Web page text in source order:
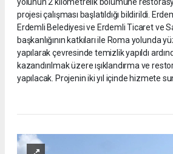
yolunun 2 kilometrelik bölümüne
projesi çalışması başlatıldığı bildirildi.
Erdemli Belediyesi ve Erdemli Ticaret ve
başkanlığının katkıları ile Roma yolunda
yapılarak çevresinde temizlik yapıldı
kazandırılmak üzere ışıklandırma ve
yapılacak. Projenin iki yıl içinde hizmete